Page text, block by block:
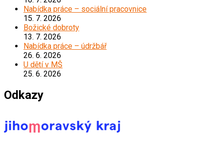
Nabídka práce – sociální pracovnice
15. 7. 2026
Božické dobroty
13. 7. 2026
Nabídka práce – údržbář
26. 6. 2026
U dětí v MŠ
25. 6. 2026
Odkazy